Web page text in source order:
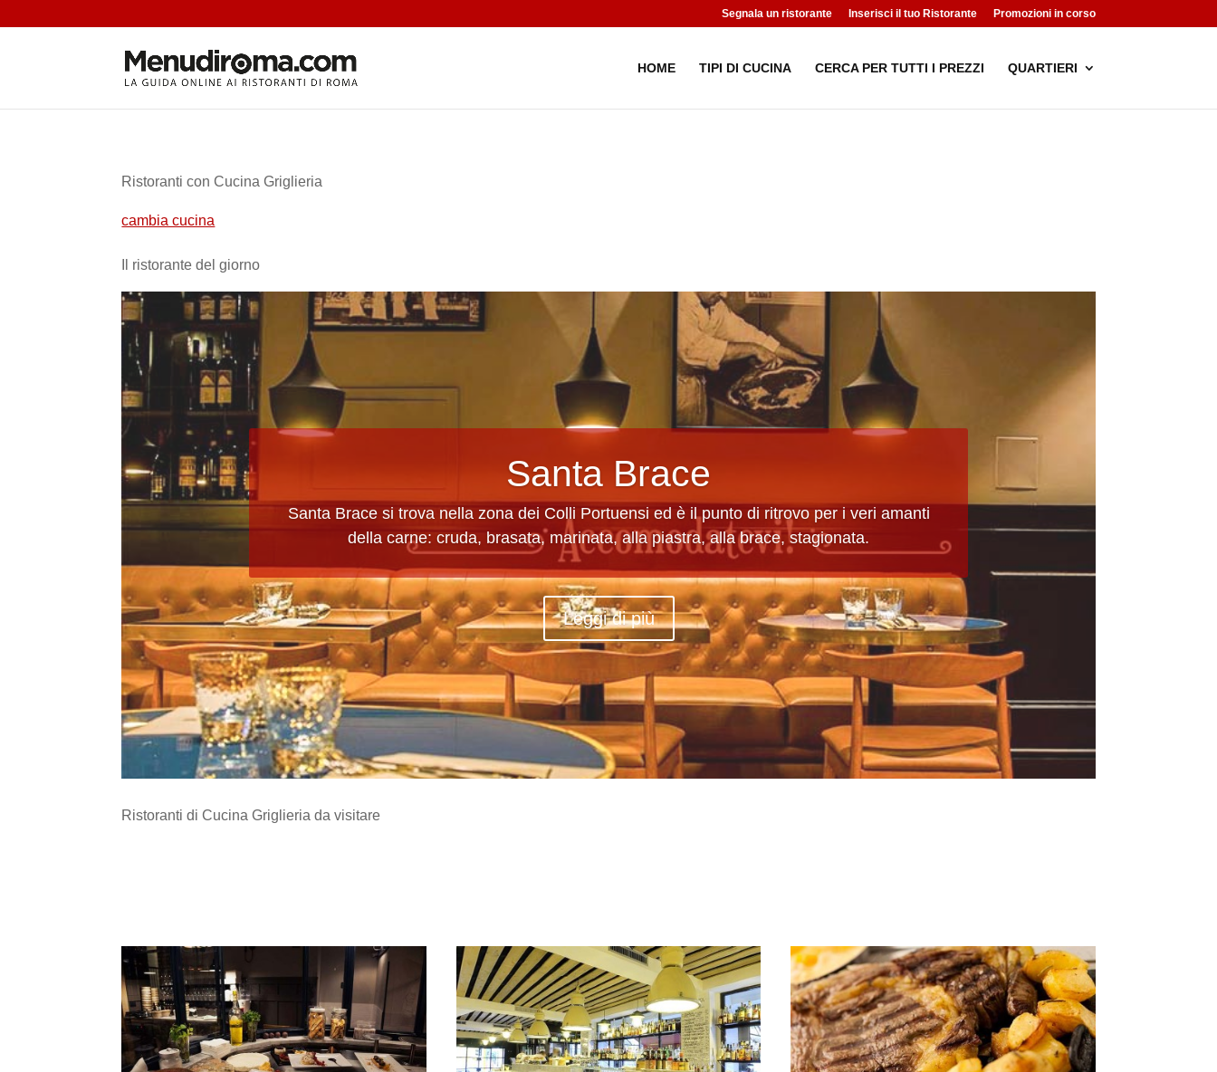
Segnala un ristorante Inserisci il tuo Ristorante Promozioni in corso
HOME TIPI DI CUCINA CERCA PER TUTTI I PREZZI QUARTIERI
Ristoranti con Cucina Griglieria
cambia cucina
Il ristorante del giorno
Santa Brace
Santa Brace si trova nella zona dei Colli Portuensi ed è il punto di ritrovo per i veri amanti
della carne: cruda, brasata, marinata, alla piastra, alla brace, stagionata.
Leggi di più
Ristoranti di Cucina Griglieria da visitare